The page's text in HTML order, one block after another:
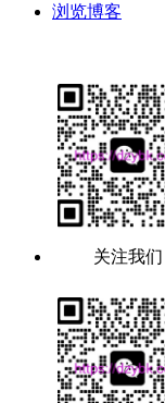
浏览博客
关注我们